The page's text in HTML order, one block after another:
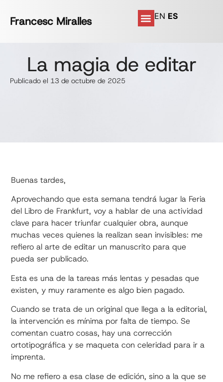
Francesc Miralles EN ES
La magia de editar
Publicado el 13 de octubre de 2025
Buenas tardes,
Aprovechando que esta semana tendrá lugar la Feria
del Libro de Frankfurt, voy a hablar de una actividad
clave para hacer triunfar cualquier obra, aunque
muchas veces quienes la realizan sean invisibles: me
refiero al arte de editar un manuscrito para que
pueda ser publicado.
Esta es una de la tareas más lentas y pesadas que
existen, y muy raramente es algo bien pagado.
Cuando se trata de un original que llega a la editorial,
la intervención es mínima por falta de tiempo. Se
comentan cuatro cosas, hay una corrección
ortotipográfica y se maqueta con celeridad para ir a
imprenta.
No me refiero a esa clase de edición, sino a la que se